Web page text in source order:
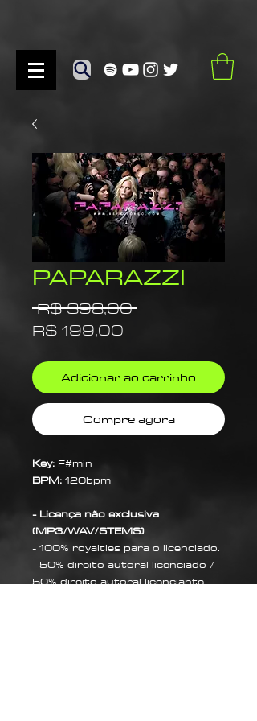
PAPARAZZI
R$ 398,00 Preço
R$ 199,00
Adicionar ao carrinho
Compre agora
Key: F#min
BPM:120bpm
- Licença não exclusiva
(MP3/WAV/STEMS)
- 100% royalties para o licenciado.
- 50% direito autoral licenciado /
50% direito autoral licenciante.